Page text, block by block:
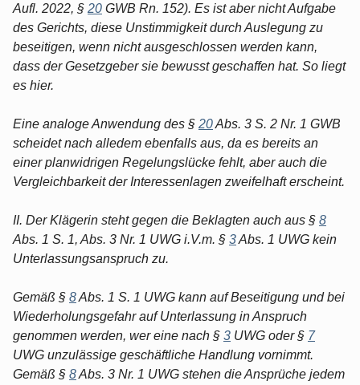
Aufl. 2022, § 20 GWB Rn. 152). Es ist aber nicht Aufgabe
des Gerichts, diese Unstimmigkeit durch Auslegung zu
beseitigen, wenn nicht ausgeschlossen werden kann,
dass der Gesetzgeber sie bewusst geschaffen hat. So liegt
es hier.
Eine analoge Anwendung des § 20Abs. 3 S. 2 Nr. 1 GWB
scheidet nach alledem ebenfalls aus, da es bereits an
einer planwidrigen Regelungslücke fehlt, aber auch die
Vergleichbarkeit der Interessenlagen zweifelhaft erscheint.
II. Der Klägerin steht gegen die Beklagten auch aus § 8
Abs. 1 S. 1, Abs. 3 Nr. 1 UWG i.V.m. § 3Abs. 1 UWG kein
Unterlassungsanspruch zu.
Gemäß § 8Abs. 1 S. 1 UWG kann auf Beseitigung und bei
Wiederholungsgefahr auf Unterlassung in Anspruch
genommen werden, wer eine nach § 3 UWG oder § 7
UWG unzulässige geschäftliche Handlung vornimmt.
Gemäß § 8Abs. 3 Nr. 1 UWG stehen die Ansprüche jedem